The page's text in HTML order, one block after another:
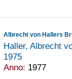
Albrecht von Hallers
Haller, Albrecht
1975
Anno: 1977